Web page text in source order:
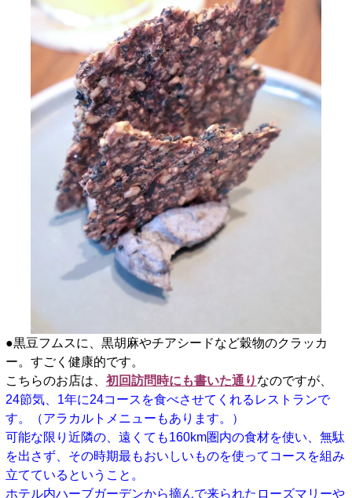
●黒豆フムスに、黒胡麻やチアシードなど穀物のクラッカ
ー。すごく健康的です。
こちらのお店は、 初回訪問時にも書いた通り なのですが、
24節気、1年に24コースを食べさせてくれるレストランで
す。（アラカルトメニューもあります。）
可能な限り近隣の、遠くても160km圏内の食材を使い、無駄
を出さず、その時期最もおいしいものを使ってコースを組み
立てているということ。
ホテル内ハーブガーデンから摘んで来られたローズマリーや